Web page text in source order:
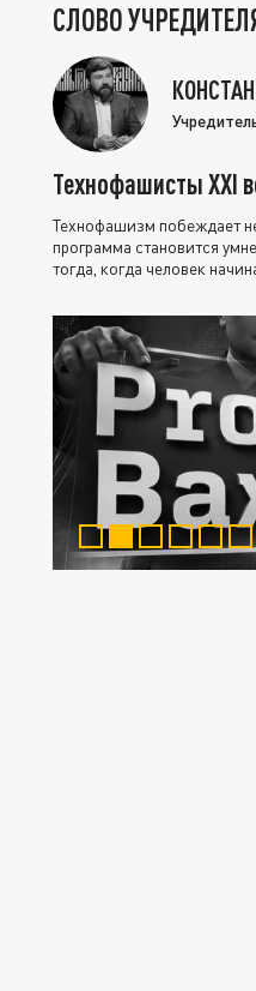
СЛОВО
Технофашисты XXI
Технофашизм побеждает
программа становится
тогда, когда человек